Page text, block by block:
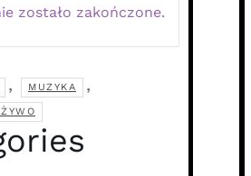
zostało zakończone.
, MUZYKA ,